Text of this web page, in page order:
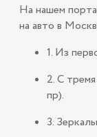
На нашем
на авто в
1. Из
2. С
пр).
3.